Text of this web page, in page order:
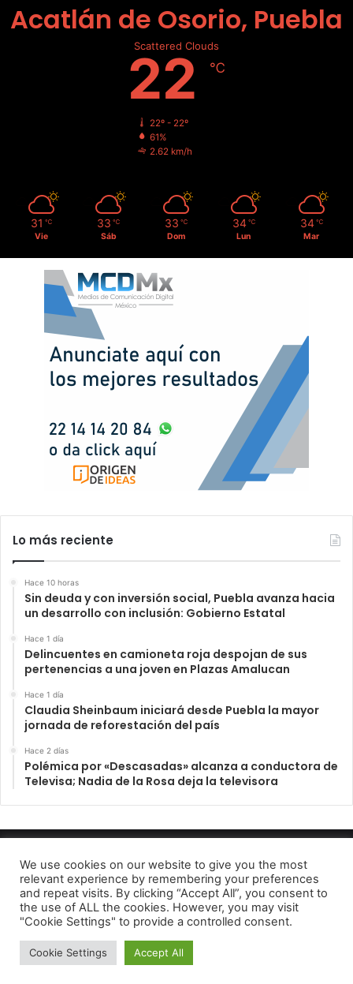
Acatlán de Osorio, Puebla
Scattered Clouds
22 ℃
22º - 22º
61%
2.62 km/h
31 ℃
Vie
33 ℃
Sáb
33 ℃
Dom
34 ℃
Lun
34 ℃
Mar
Lo más reciente
Hace 10 horas
Sin deuda y con inversión social, Puebla avanza hacia
un desarrollo con inclusión: Gobierno Estatal
Hace 1 día
Delincuentes en camioneta roja despojan de sus
pertenencias a una joven en Plazas Amalucan
Hace 1 día
Claudia Sheinbaum iniciará desde Puebla la mayor
jornada de reforestación del país
Hace 2 días
Polémica por «Descasadas» alcanza a conductora de
Televisa; Nadia de la Rosa deja la televisora
INFORME23 PERIODICO DIGITAL 2022
Aviso de Privacidad
FacebookTelegram
We use cookies on our website to give you the most
relevant experience by remembering your preferences
and repeat visits. By clicking “Accept All”, you consent to
the use of ALL the cookies. However, you may visit
"Cookie Settings" to provide a controlled consent.
Cookie Settings Accept All